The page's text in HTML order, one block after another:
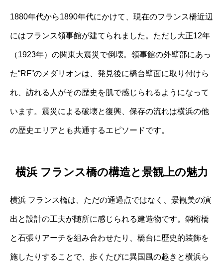
1880年代から1890年代にかけて、現在のフランス橋近辺
にはフランス領事館が建てられました。ただし大正12年
（1923年）の関東大震災で倒壊。領事館の外壁部にあっ
た“RF”のメダリオンは、発見後に橋台壁面に取り付けら
れ、訪れる人がその歴史を肌で感じられるようになって
います。震災による破壊と復興、保存の流れは横浜の他
の歴史エリアとも共通するエピソードです。
横浜 フランス橋の構造と景観上の魅力
横浜 フランス橋は、ただの通過点ではなく、景観美の演
出と設計の工夫が随所に感じられる建造物です。鋼桁橋
と石張りアーチを組み合わせたり、橋台に歴史的装飾を
施したりすることで、歩くたびに異国風の趣きと横浜ら